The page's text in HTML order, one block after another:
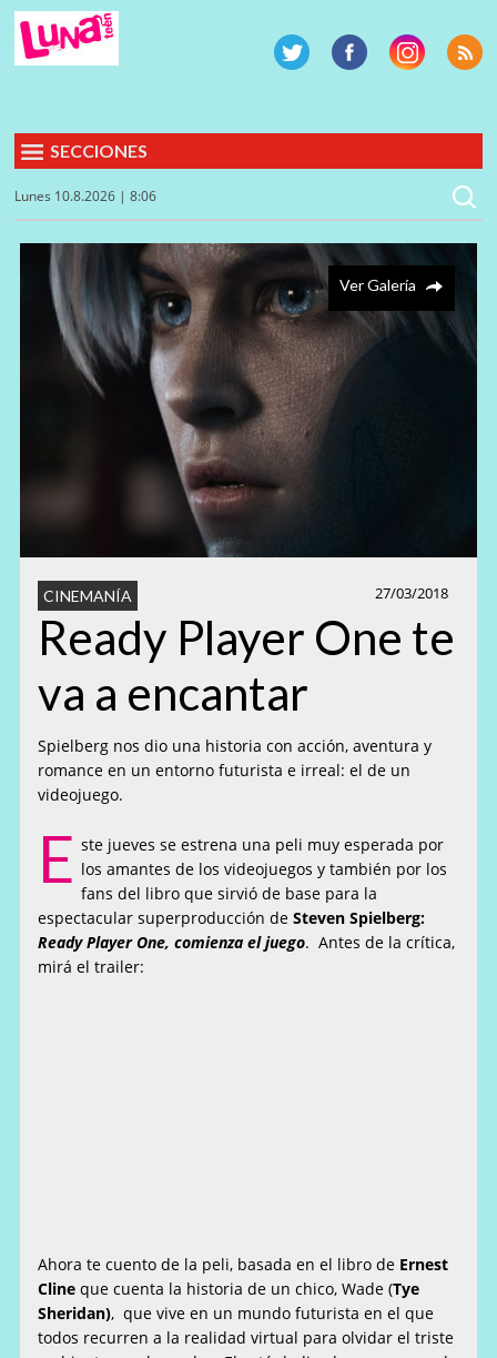
SECCIONES
Lunes 10.8.2026 | 8:06
Ver Galería
27/03/2018
CINEMANÍA
Ready Player One te
va a encantar
Spielberg nos dio una historia con acción, aventura y
romance en un entorno futurista e irreal: el de un
videojuego.
E ste jueves se estrena una peli muy esperada por
los amantes de los videojuegos y también por los
fans del libro que sirvió de base para la
espectacular superproducción deSteven Spielberg:
Ready Player One, comienza el juego. Antes de la crítica,
mirá el trailer:
Ahora te cuento de la peli, basada en el libro de Ernest
Clineque cuenta la historia de un chico, Wade (Tye
Sheridan), que vive en un mundo futurista en el que
todos recurren a la realidad virtual para olvidar el triste